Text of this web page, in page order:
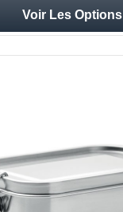
Voir Les Options